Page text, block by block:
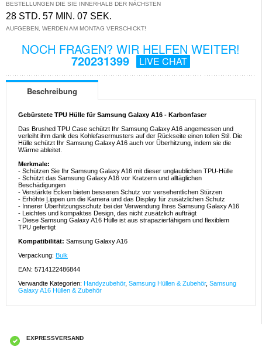
BESTELLUNGEN DIE SIE INNERHALB DER NÄCHSTEN
28 STD. 57 MIN. 07 SEK.
AUFGEBEN, WERDEN AM MONTAG VERSCHICKT!
NOCH FRAGEN? WIR HELFEN WEITER!
720231399 LIVE CHAT
Beschreibung
Gebürstete TPU Hülle für Samsung Galaxy A16 - Karbonfaser
Das Brushed TPU Case schützt Ihr Samsung Galaxy A16 angemessen und
verleiht ihm dank des Kohlefasermusters auf der Rückseite einen tollen Stil. Die
Hülle schützt Ihr Samsung Galaxy A16 auch vor Überhitzung, indem sie die
Wärme ableitet.
Merkmale:
- Schützen Sie Ihr Samsung Galaxy A16 mit dieser unglaublichen TPU-Hülle
- Schützt das Samsung Galaxy A16 vor Kratzern und alltäglichen
Beschädigungen
- Verstärkte Ecken bieten besseren Schutz vor versehentlichen Stürzen
- Erhöhte Lippen um die Kamera und das Display für zusätzlichen Schutz
- Innerer Überhitzungsschutz bei der Verwendung Ihres Samsung Galaxy A16
- Leichtes und kompaktes Design, das nicht zusätzlich aufträgt
- Diese Samsung Galaxy A16 Hülle ist aus strapazierfähigem und flexiblem
TPU gefertigt
Kompatibilität: Samsung Galaxy A16
Verpackung: Bulk
EAN: 5714122486844
Verwandte Kategorien: Handyzubehör, Samsung Hüllen & Zubehör, Samsung
Galaxy A16 Hüllen & Zubehör
EXPRESSVERSAND